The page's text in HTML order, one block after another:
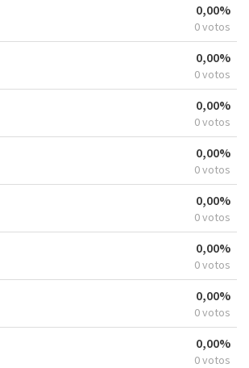
0,00%
0 votos
0,00%
0 votos
0,00%
0 votos
0,00%
0 votos
0,00%
0 votos
0,00%
0 votos
0,00%
0 votos
0,00%
0 votos